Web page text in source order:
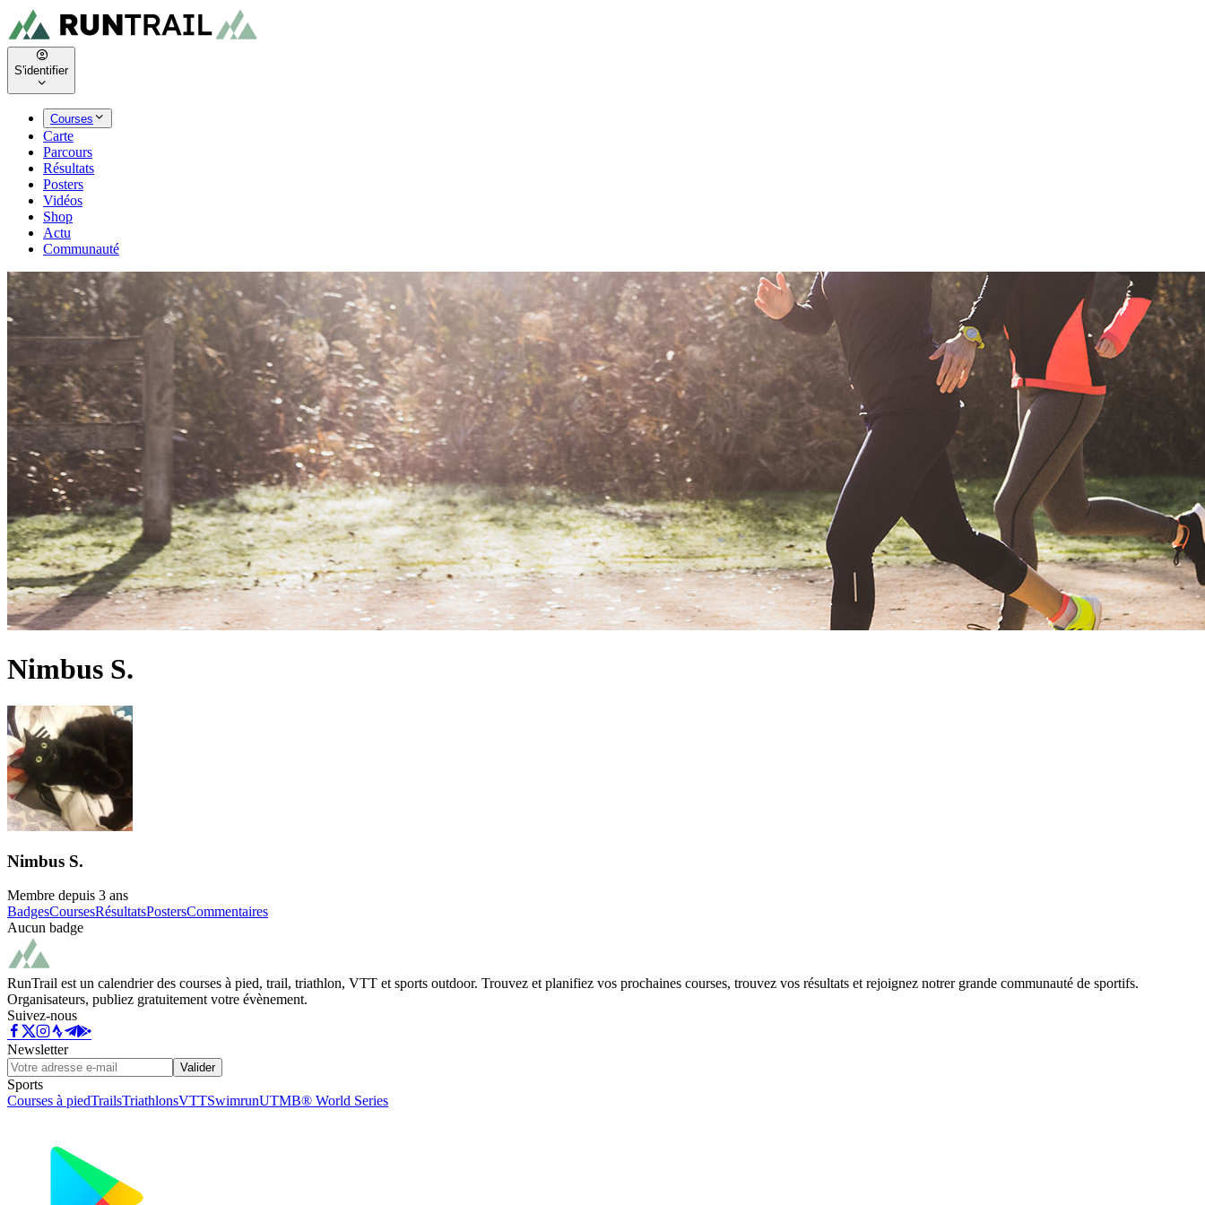
S'identifier
Courses
Carte
Parcours
Résultats
Posters
Vidéos
Shop
Actu
Communauté
Nimbus S.
Nimbus S.
Membre depuis 3 ans
BadgesCoursesRésultatsPostersCommentaires
Aucun badge
RunTrail est un calendrier des courses à pied, trail, triathlon, VTT et sports outdoor. Trouvez et planifiez vos prochaines courses, trouvez vos résultats et rejoignez notrer grande communauté de sportifs.
Organisateurs, publiez gratuitement votre évènement.
Suivez-nous
Newsletter
Valider
Sports
Courses à piedTrailsTriathlonsVTTSwimrunUTMB® World Series